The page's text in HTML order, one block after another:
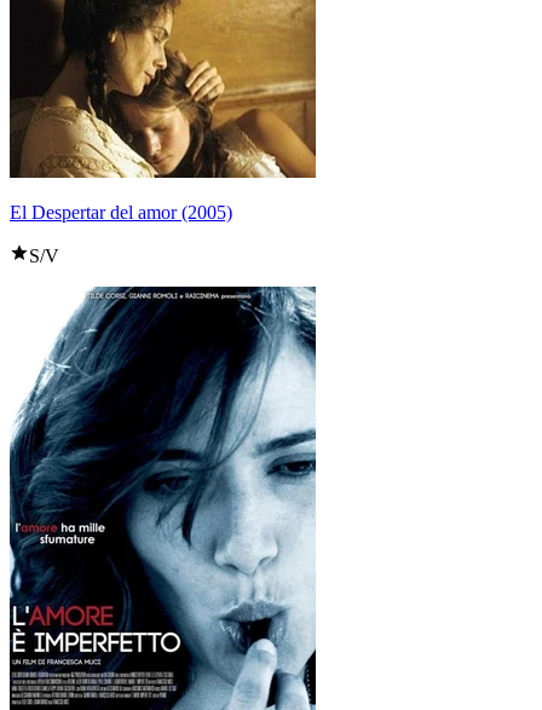
El Despertar del amor (2005)
S/V